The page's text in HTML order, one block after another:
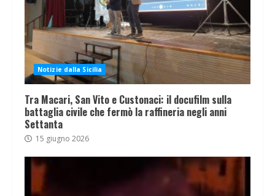
Notizie dalla Sicilia
Tra Macari, San Vito e Custonaci: il docufilm sulla
battaglia civile che fermò la raffineria negli anni
Settanta
15 giugno 2026